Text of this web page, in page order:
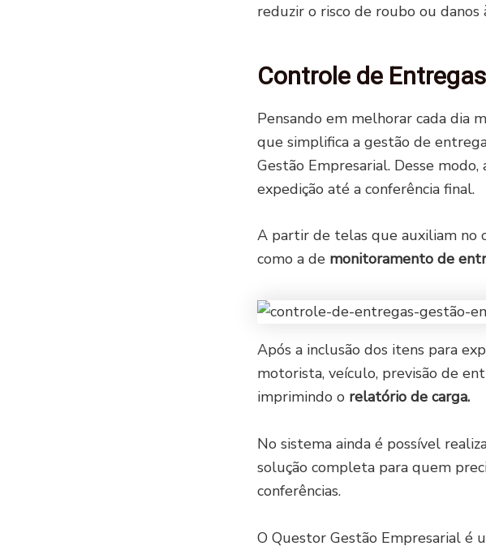
reduzir o risco de roubo ou danos
Controle de
Pensando em melhorar cada dia
que simplifica a gestão de
Gestão Empresarial. Desse
expedição até a conferência final.
A partir de telas que auxiliam no
como a de monitoramento de
Após a inclusão dos itens para
motorista, veículo, previsão de
imprimindo o relatório de carga.
No sistema ainda é possível
solução completa para quem
conferências.
O Questor Gestão Empresarial é